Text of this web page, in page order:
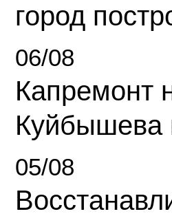
город
06/08
Капремонт
Куйбышева
05/08